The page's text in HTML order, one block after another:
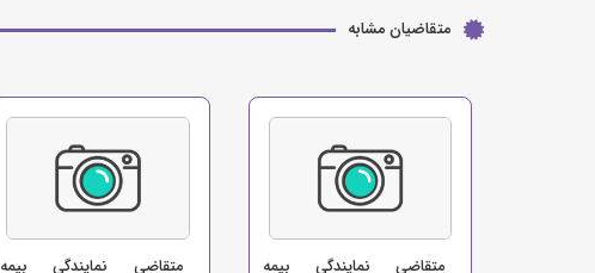
متقاضیان مشابه
متقاضی نمایندگی بیمه
متقاضی نمایندگی بیمه